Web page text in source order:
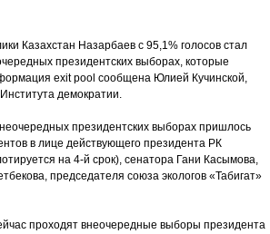
Казахстан Назарбаев с 95,1% голосов стал
президентских выборах, которые
exit pool сообщена Юлией Кучинской,
демократии.
президентских выборах пришлось
в лице действующего президента РК
на 4-й срок), сенатора Гани Касымова,
председателя союза экологов «Табигат»
проходят внеочередные выборы президента